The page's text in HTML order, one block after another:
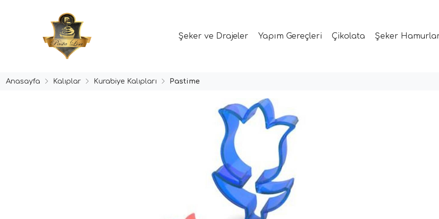
Şeker ve Drajeler Yapım Gereçleri Çikolata Şeker
Anasayfa Kalıplar Kurabiye Kalıpları Pastime